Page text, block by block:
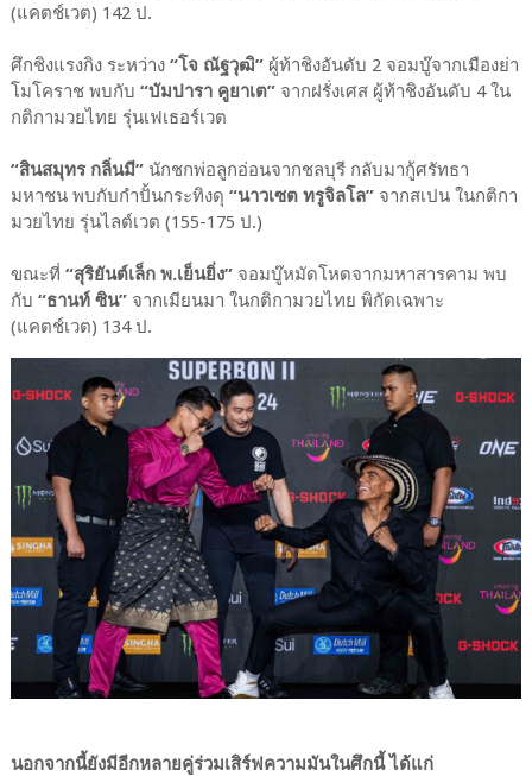
(แคตช์เวต) 142 ป.
ศึกชิงแรงกิง ระหว่าง “โจ ณัฐวุฒิ”ผู้ท้าชิงอันดับ 2 จอมบู๊จากเมืองย่า
โมโคราช พบกับ “บัมปารา คูยาเต”จากฝรั่งเศส ผู้ท้าชิงอันดับ 4 ใน
กติกามวยไทย รุ่นเฟเธอร์เวต
“สินสมุทร กลิ่นมี”นักชกพ่อลูกอ่อนจากชลบุรี กลับมากู้ศรัทธา
มหาชน พบกับกำปั้นกระทิงดุ “นาวเซต ทรูจิลโล”จากสเปน ในกติกา
มวยไทย รุ่นไลต์เวต (155-175 ป.)
ขณะที่ “สุริยันต์เล็ก พ.เย็นยิ่ง”จอมบู๊หมัดโหดจากมหาสารคาม พบ
กับ “ธานท์ ซิน”จากเมียนมา ในกติกามวยไทย พิกัดเฉพาะ
(แคตช์เวต) 134 ป.
นอกจากนี้ยังมีอีกหลายคู่ร่วมเสิร์ฟความมันในศึกนี้ ได้แก่